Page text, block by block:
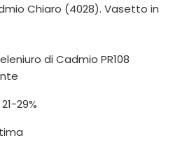
Chiaro (4028). Vasetto in
di Cadmio PR108
21-29%